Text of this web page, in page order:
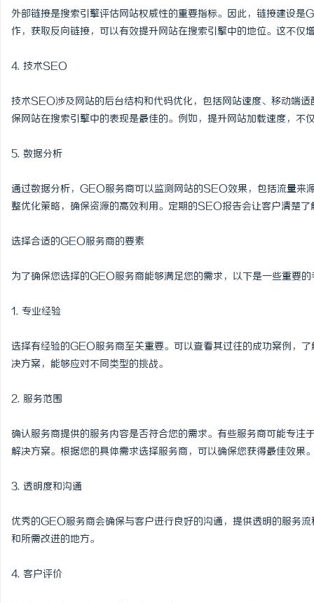
外部链接是搜索引擎评估网站权威性的重要指标。因此，链接建设
作，获取反向链接，可以有效提升网站在搜索引擎中的地位。这不仅
4. 技术SEO
技术SEO涉及网站的后台结构和代码优化，包括网站速度、移动端
保网站在搜索引擎中的表现是最佳的。例如，提升网站加载速度，
5. 数据分析
通过数据分析，GEO服务商可以监测网站的SEO效果，包括流量来
整优化策略，确保资源的高效利用。定期的SEO报告会让客户清楚
选择合适的GEO服务商的要素
为了确保您选择的GEO服务商能够满足您的需求，以下是一些重要的
1. 专业经验
选择有经验的GEO服务商至关重要。可以查看其过往的成功案例，
决方案，能够应对不同类型的挑战。
2. 服务范围
确认服务商提供的服务内容是否符合您的需求。有些服务商可能专
解决方案。根据您的具体需求选择服务商，可以确保您获得最佳效果
3. 透明度和沟通
优秀的GEO服务商会确保与客户进行良好的沟通，提供透明的服务
和所需改进的地方。
4. 客户评价